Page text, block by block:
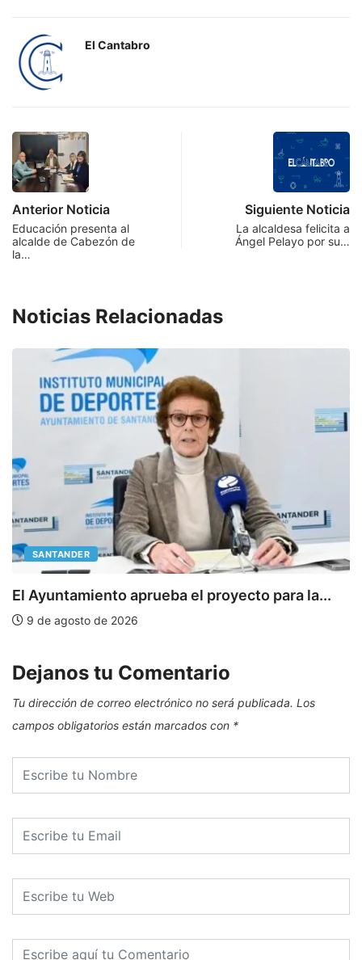
El Cantabro
Anterior Noticia
Educación presenta al
alcalde de Cabezón de
la…
Siguiente Noticia
La alcaldesa felicita a
Ángel Pelayo por su…
Noticias Relacionadas
SANTANDER
El Ayuntamiento aprueba el proyecto para la...
9 de agosto de 2026
Dejanos tu Comentario
Tu dirección de correo electrónico no será publicada. Los
campos obligatorios están marcados con *